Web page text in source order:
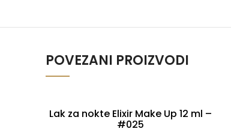
POVEZANI PROIZVODI
DODAJ U KORPU
Lak za nokte Elixir Make Up 12 ml –
#025